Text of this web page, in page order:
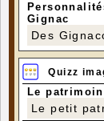
Gignac
Des
Quizz
Le
Le petit